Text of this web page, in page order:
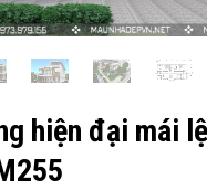
hiện đại mái